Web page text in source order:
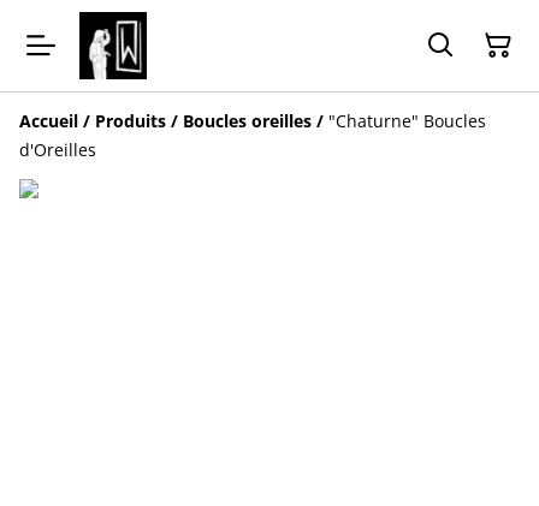
Accueil / Produits / Boucles oreilles / "Chaturne" Boucles
d'Oreilles